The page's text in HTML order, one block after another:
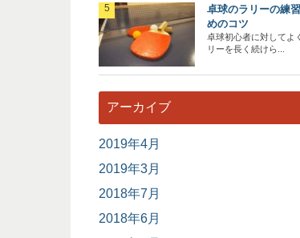
卓球のラリーの練
めのコツ
卓球初心者に対してよ
リーを長く続けら...
アーカイブ
2019年4月
2019年3月
2018年7月
2018年6月